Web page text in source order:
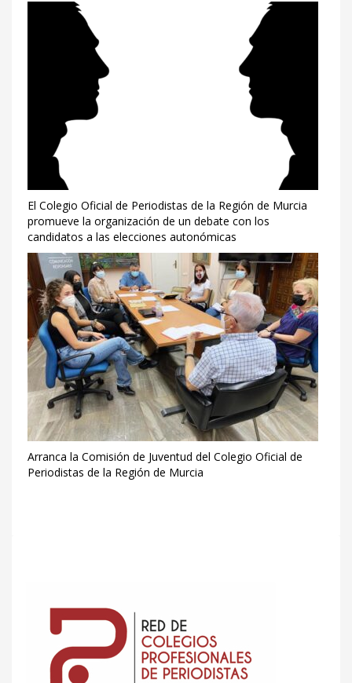
El Colegio Oficial de Periodistas de la Región de Murcia
promueve la organización de un debate con los
candidatos a las elecciones autonómicas
Arranca la Comisión de Juventud del Colegio Oficial de
Periodistas de la Región de Murcia